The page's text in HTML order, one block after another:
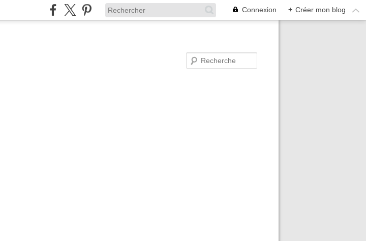
Connexion + Créer mon blog